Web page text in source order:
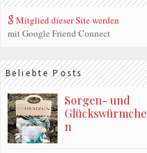
Mitglied dieser Site werden
mit Google Friend Connect
Beliebte Posts
Sorgen- und
Glückswürmche
n